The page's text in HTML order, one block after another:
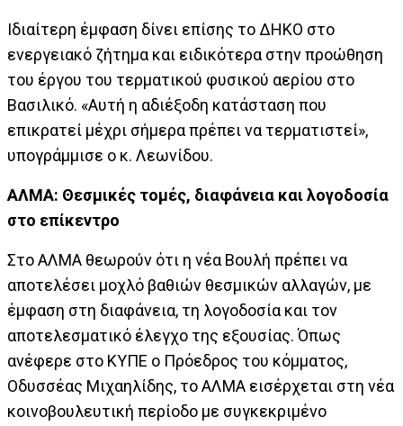
Ιδιαίτερη έμφαση δίνει επίσης το ΔΗΚΟ στο
ενεργειακό ζήτημα και ειδικότερα στην προώθηση
του έργου του τερματικού φυσικού αερίου στο
Βασιλικό. «Αυτή η αδιέξοδη κατάσταση που
επικρατεί μέχρι σήμερα πρέπει να τερματιστεί»,
υπογράμμισε ο κ. Λεωνίδου.
ΑΛΜΑ: Θεσμικές τομές, διαφάνεια και λογοδοσία
στο επίκεντρο
Στο ΑΛΜΑ θεωρούν ότι η νέα Βουλή πρέπει να
αποτελέσει μοχλό βαθιών θεσμικών αλλαγών, με
έμφαση στη διαφάνεια, τη λογοδοσία και τον
αποτελεσματικό έλεγχο της εξουσίας. Όπως
ανέφερε στο ΚΥΠΕ ο Πρόεδρος του κόμματος,
Οδυσσέας Μιχαηλίδης, το ΑΛΜΑ εισέρχεται στη νέα
κοινοβουλευτική περίοδο με συγκεκριμένο